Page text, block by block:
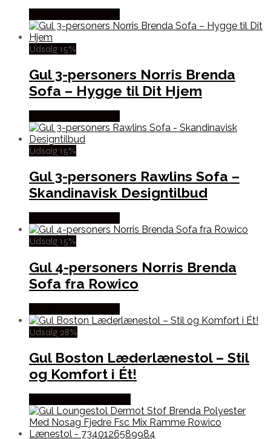
Udsalg 15%
Gul 3-personers Norris Brenda
Sofa – Hygge til Dit Hjem
Udsalg 15%
Gul 3-personers Rawlins Sofa –
Skandinavisk Designtilbud
Udsalg 15%
Gul 4-personers Norris Brenda
Sofa fra Rowico
Udsalg 28%
Gul Boston Læderlænestol – Stil
og Komfort i Ét!